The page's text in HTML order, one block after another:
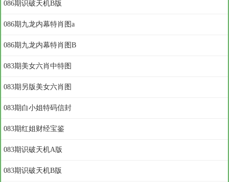
086期识破天机B版
086期九龙内幕特肖图a
086期九龙内幕特肖图B
083期美女六肖中特图
083期另版美女六肖图
083期白小姐特码信封
083期红姐财经宝鉴
083期识破天机A版
083期识破天机B版